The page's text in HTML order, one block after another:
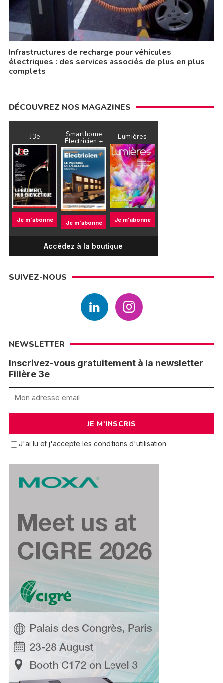
Infrastructures de recharge pour véhicules
électriques : des services associés de plus en plus
complets
DÉCOUVREZ NOS MAGAZINES
J3e
Je m'abonne
Smarthome
Électricien +
Je m'abonne
Lumières
Je m'abonne
Accédez à la boutique
SUIVEZ-NOUS
NEWSLETTER
Inscrivez-vous gratuitement à la newsletter
Filière 3e
J'ai lu et j'accepte les conditions d'utilisation